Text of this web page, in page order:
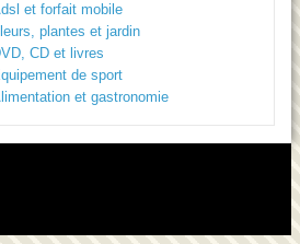
et forfait mobile
plantes et jardin
CD et livres
de sport
et gastronomie